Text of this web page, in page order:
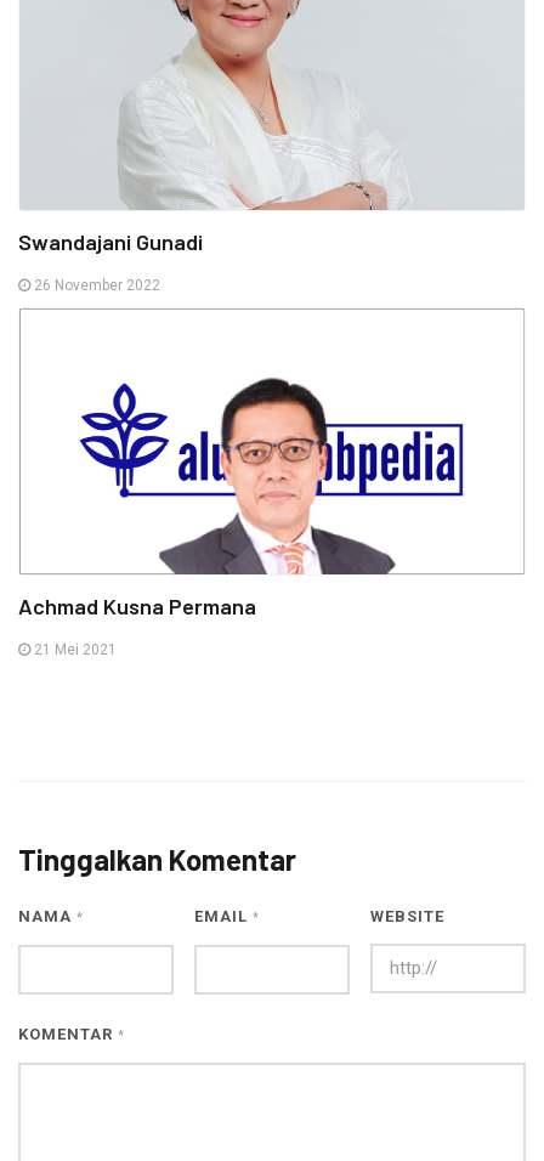
Swandajani Gunadi
26 November 2022
Achmad Kusna Permana
21 Mei 2021
Tinggalkan Komentar
NAMA * EMAIL * WEBSITE
KOMENTAR *